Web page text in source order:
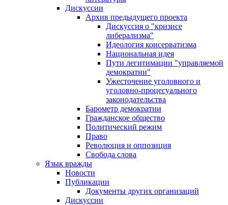
Дискуссии
Архив предыдущего проекта
Дискуссия о "кризисе
либерализма"
Идеология консерватизма
Национальная идея
Пути легитимации "управляемой
демократии"
Ужесточение уголовного и
уголовно-процесуального
законодательства
Барометр демократии
Гражданское общество
Политический режим
Право
Революция и оппозиция
Свобода слова
Язык вражды
Новости
Публикации
Документы других организаций
Дискуссии